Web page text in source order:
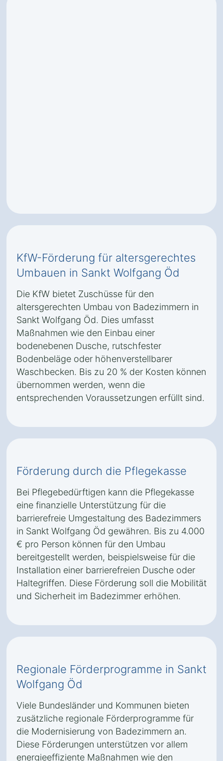
KfW-Förderung für altersgerechtes
Umbauen in Sankt Wolfgang Öd
Die KfW bietet Zuschüsse für den
altersgerechten Umbau von Badezimmern in
Sankt Wolfgang Öd. Dies umfasst
Maßnahmen wie den Einbau einer
bodenebenen Dusche, rutschfester
Bodenbeläge oder höhenverstellbarer
Waschbecken. Bis zu 20 % der Kosten können
übernommen werden, wenn die
entsprechenden Voraussetzungen erfüllt sind.
Förderung durch die Pflegekasse
Bei Pflegebedürftigen kann die Pflegekasse
eine finanzielle Unterstützung für die
barrierefreie Umgestaltung des Badezimmers
in Sankt Wolfgang Öd gewähren. Bis zu 4.000
€ pro Person können für den Umbau
bereitgestellt werden, beispielsweise für die
Installation einer barrierefreien Dusche oder
Haltegriffen. Diese Förderung soll die Mobilität
und Sicherheit im Badezimmer erhöhen.
Regionale Förderprogramme in Sankt
Wolfgang Öd
Viele Bundesländer und Kommunen bieten
zusätzliche regionale Förderprogramme für
die Modernisierung von Badezimmern an.
Diese Förderungen unterstützen vor allem
energieeffiziente Maßnahmen wie den